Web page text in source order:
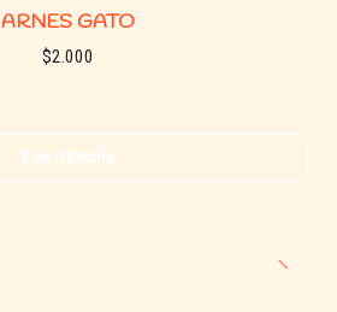
ARNES GATO
$2.000
See details